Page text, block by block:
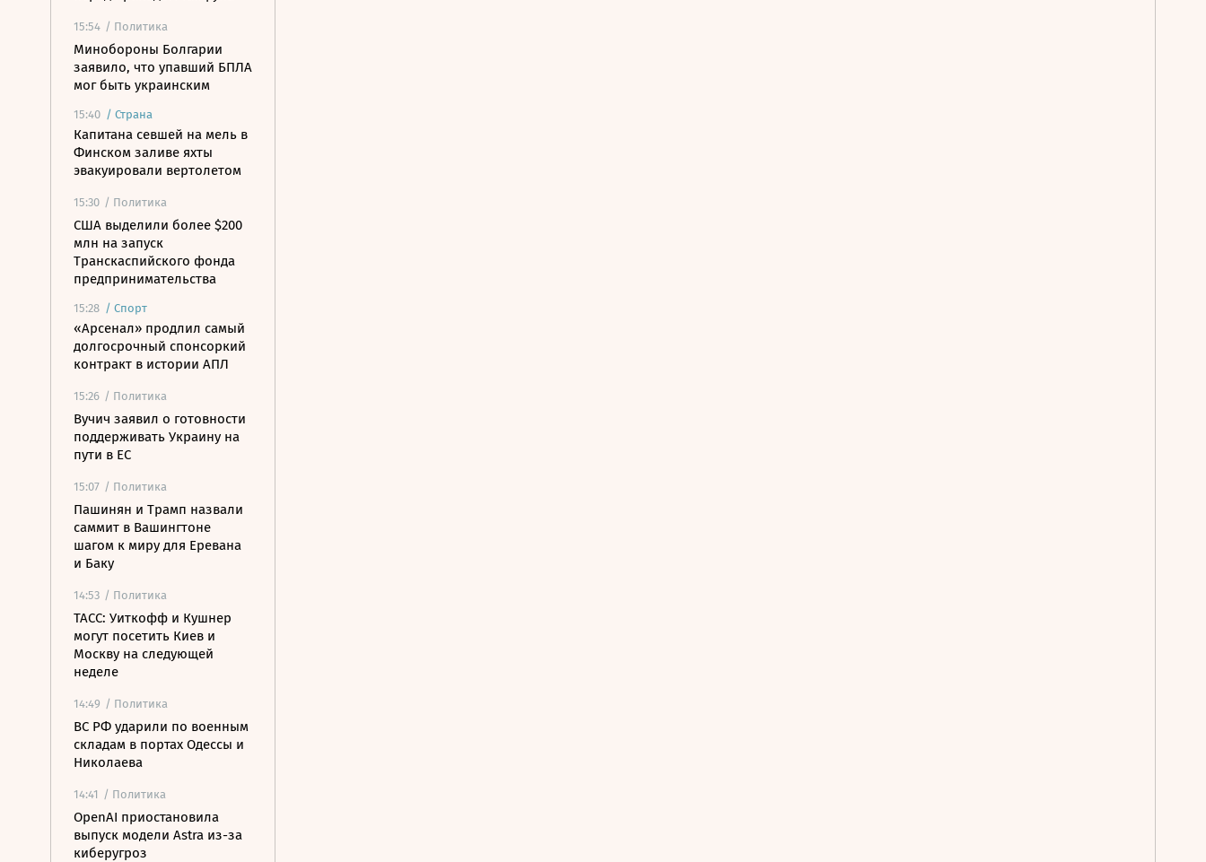
15:54 / Политика
Минобороны Болгарии
заявило, что упавший БПЛА
мог быть украинским
15:40 / Страна
Капитана севшей на мель в
Финском заливе яхты
эвакуировали вертолетом
15:30 / Политика
США выделили более $200
млн на запуск
Транскаспийского фонда
предпринимательства
15:28 / Спорт
«Арсенал» продлил самый
долгосрочный спонсоркий
контракт в истории АПЛ
15:26 / Политика
Вучич заявил о готовности
поддерживать Украину на
пути в ЕС
15:07 / Политика
Пашинян и Трамп назвали
саммит в Вашингтоне
шагом к миру для Еревана
и Баку
14:53 / Политика
ТАСС: Уиткофф и Кушнер
могут посетить Киев и
Москву на следующей
неделе
14:49 / Политика
ВС РФ ударили по военным
складам в портах Одессы и
Николаева
14:41 / Политика
OpenAI приостановила
выпуск модели Astra из-за
киберугроз